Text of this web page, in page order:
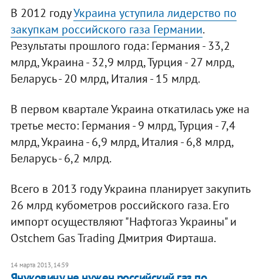
В 2012 годуУкраина уступила лидерство по
закупкам российского газа Германии.
Результаты прошлого года: Германия - 33,2
млрд, Украина - 32,9 млрд, Турция - 27 млрд,
Беларусь - 20 млрд, Италия - 15 млрд.
В первом квартале Украина откатилась уже на
третье место: Германия - 9 млрд, Турция - 7,4
млрд, Украина - 6,9 млрд, Италия - 6,8 млрд,
Беларусь - 6,2 млрд.
Всего в 2013 году Украина планирует закупить
26 млрд кубометров российского газа. Его
импорт осуществляют "Нафтогаз Украины" и
Ostchem Gas Trading Дмитрия Фирташа.
14 марта 2013, 14:59